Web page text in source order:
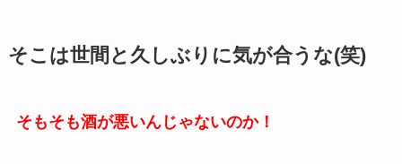
そこは世間と久しぶりに気が合うな(笑)
そもそも酒が悪いんじゃないのか！